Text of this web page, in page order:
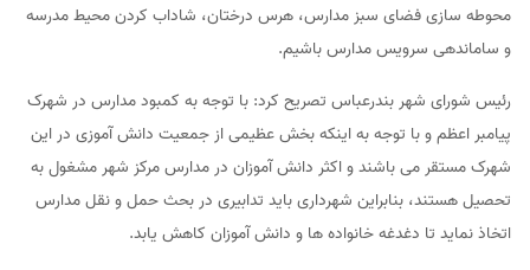
محوطه سازی فضای سبز مدارس، هرس درختان، شاداب کردن محیط مدرسه
و ساماندهی سرویس مدارس باشیم.
رئیس شورای شهر بندرعباس تصریح کرد: با توجه به کمبود مدارس در شهرک
پیامبر اعظم و با توجه به اینکه بخش عظیمی از جمعیت دانش آموزی در این
شهرک مستقر می باشند و اکثر دانش آموزان در مدارس مرکز شهر مشغول به
تحصیل هستند، بنابراین شهرداری باید تدابیری در بحث حمل و نقل مدارس
اتخاذ نماید تا دغدغه خانواده ها و دانش آموزان کاهش یابد.